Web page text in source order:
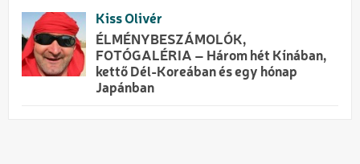
Kiss Olivér
ÉLMÉNYBESZÁMOLÓK,
FOTÓGALÉRIA – Három hét Kínában,
kettő Dél-Koreában és egy hónap
Japánban